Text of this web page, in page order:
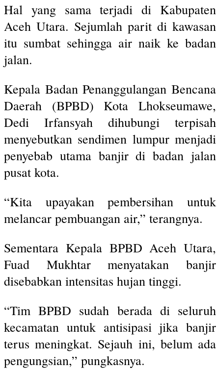
Hal yang sama terjadi di Kabupaten
Aceh Utara. Sejumlah parit di kawasan
itu sumbat sehingga air naik ke badan
jalan.
Kepala Badan Penanggulangan Bencana
Daerah (BPBD) Kota Lhokseumawe,
Dedi Irfansyah dihubungi terpisah
menyebutkan sendimen lumpur menjadi
penyebab utama banjir di badan jalan
pusat kota.
“Kita upayakan pembersihan untuk
melancar pembuangan air,” terangnya.
Sementara Kepala BPBD Aceh Utara,
Fuad Mukhtar menyatakan banjir
disebabkan intensitas hujan tinggi.
“Tim BPBD sudah berada di seluruh
kecamatan untuk antisipasi jika banjir
terus meningkat. Sejauh ini, belum ada
pengungsian,” pungkasnya.